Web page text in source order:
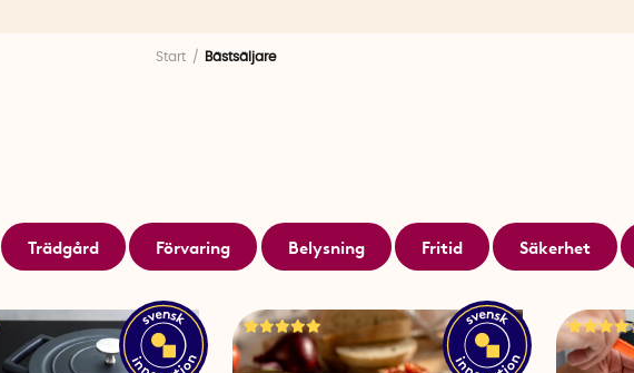
För dig som älskar att utforska världen med din husvagn har vi saker som
oumbärlig produkt för alla dina äventyr på vägarna. Säkerhet och
nyckeln till en bekymmersfri resa, så glöm inte att packa ner ett i din
Start Bästsäljare
Trädgård Förvaring Belysning Fritid Säkerhet